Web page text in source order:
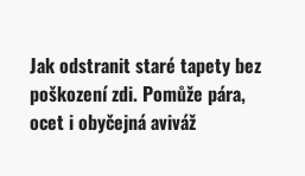
Jak odstranit staré tapety bez
poškození zdi. Pomůže pára,
ocet i obyčejná aviváž